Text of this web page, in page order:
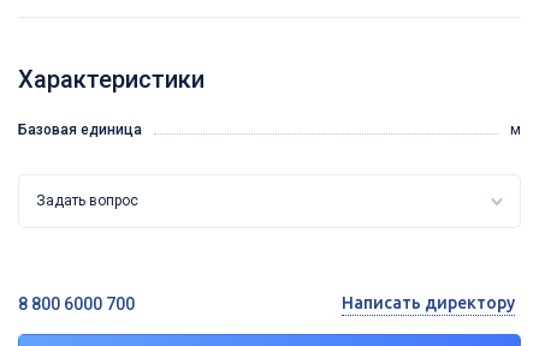
Характеристики
Базовая единица м
Задать вопрос
8 800 6000 700 Написать директору